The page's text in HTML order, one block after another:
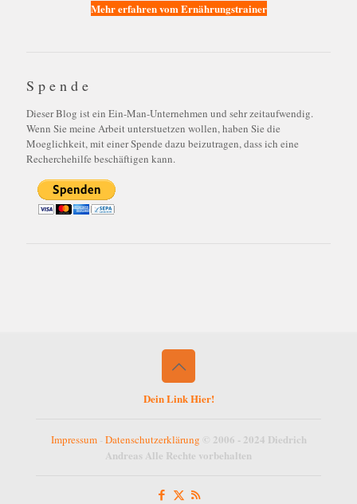
Mehr erfahren vom Ernährungstrainer
Spende
Dieser Blog ist ein Ein-Man-Unternehmen und sehr zeitaufwendig.
Wenn Sie meine Arbeit unterstuetzen wollen, haben Sie die
Moeglichkeit, mit einer Spende dazu beizutragen, dass ich eine
Recherchehilfe beschäftigen kann.
Dein Link Hier!
Impressum- Datenschutzerklärung © 2006 - 2024 Diedrich
Andreas Alle Rechte vorbehalten